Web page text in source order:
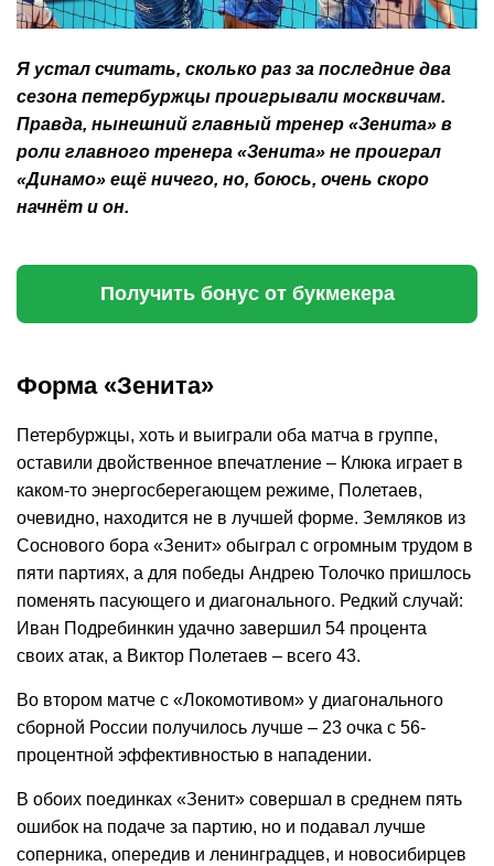
Я устал считать, сколько раз за последние два
сезона петербуржцы проигрывали москвичам.
Правда, нынешний главный тренер «Зенита» в
роли главного тренера «Зенита» не проиграл
«Динамо» ещё ничего, но, боюсь, очень скоро
начнёт и он.
Получить бонус от букмекера
Форма «Зенита»
Петербуржцы, хоть и выиграли оба матча в группе,
оставили двойственное впечатление – Клюка играет в
каком-то энергосберегающем режиме, Полетаев,
очевидно, находится не в лучшей форме. Земляков из
Соснового бора «Зенит» обыграл с огромным трудом в
пяти партиях, а для победы Андрею Толочко пришлось
поменять пасующего и диагонального. Редкий случай:
Иван Подребинкин удачно завершил 54 процента
своих атак, а Виктор Полетаев – всего 43.
Во втором матче с «Локомотивом» у диагонального
сборной России получилось лучше – 23 очка с 56-
процентной эффективностью в нападении.
В обоих поединках «Зенит» совершал в среднем пять
ошибок на подаче за партию, но и подавал лучше
соперника, опередив и ленинградцев, и новосибирцев